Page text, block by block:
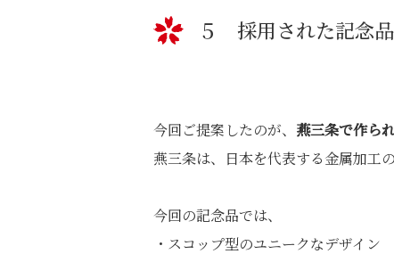
５ 採用された記念
今回ご提案したのが、 燕三条で作ら
燕三条は、日本を代表する金属加工
今回の記念品では、
・スコップ型のユニークなデザイン